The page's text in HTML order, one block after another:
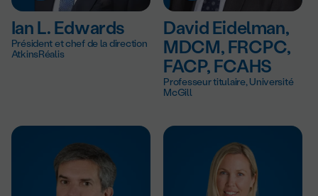
Ian L. Edwards
Président et chef de la direction
AtkinsRéalis
David Eidelman,
MDCM, FRCPC,
FACP, FCAHS
Professeur titulaire, Université
McGill